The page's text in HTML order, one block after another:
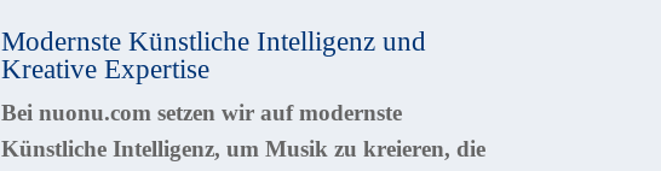
Modernste Künstliche Intelligenz und
Kreative Expertise
Bei nuonu.com setzen wir auf modernste
Künstliche Intelligenz, um Musik zu kreieren, die